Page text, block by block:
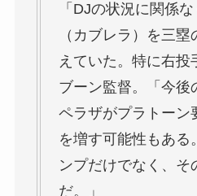
「DJの状況に関係
（カブレラ）を三
えていた。特に右投
ブーン監督。「今後
ペラザがプラトーン
を増す可能性もある
ンプだけでなく、そ
だ。」